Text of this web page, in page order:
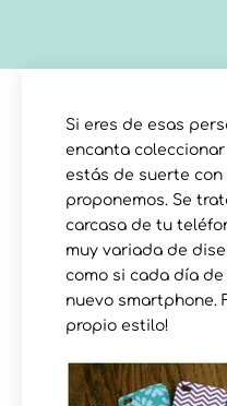
Si eres de esas
encanta
estás de suerte
proponemos. Se
carcasa de tu
muy variada de
como si cada día
nuevo smartphone.
propio estilo!